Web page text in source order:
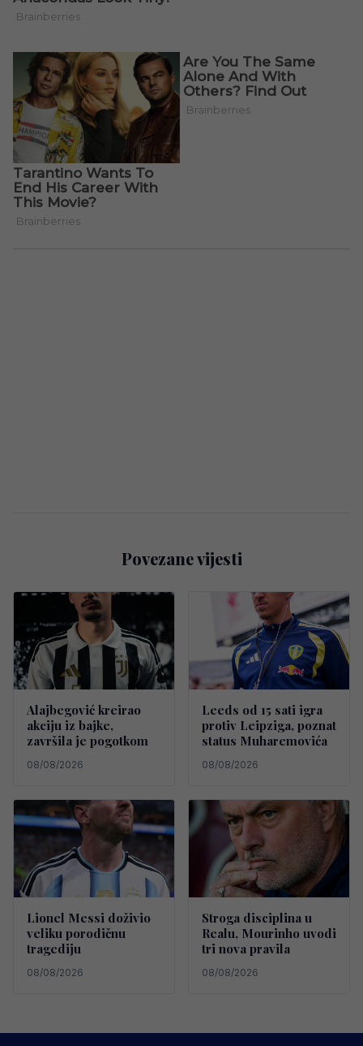
Povezane vijesti
Alajbegović kreirao
akciju iz bajke,
završila je pogotkom
08/08/2026
Leeds od 15 sati igra
protiv Leipziga, poznat
status Muharemovića
08/08/2026
Lionel Messi doživio
veliku porodičnu
tragediju
08/08/2026
Stroga disciplina u
Realu, Mourinho uvodi
tri nova pravila
08/08/2026